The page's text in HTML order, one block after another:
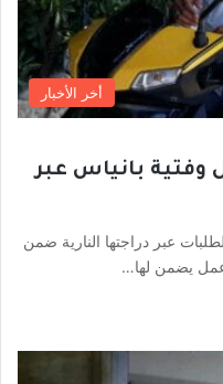
أخر الأخبار
وفتية بانياس عبر
في توصيل الطلبات عبر دراجتها النارية ضمن
يضمن لها…